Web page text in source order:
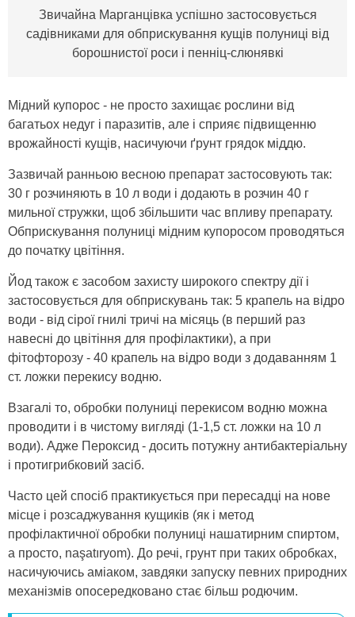
Звичайна Марганцівка успішно застосовується
садівниками для обприскування кущів полуниці від
борошнистої роси і пенніц-слюнявкі
Мідний купорос - не просто захищає рослини від
багатьох недуг і паразитів, але і сприяє підвищенню
врожайності кущів, насичуючи ґрунт грядок міддю.
Зазвичай ранньою весною препарат застосовують так:
30 г розчиняють в 10 л води і додають в розчин 40 г
мильної стружки, щоб збільшити час впливу препарату.
Обприскування полуниці мідним купоросом проводяться
до початку цвітіння.
Йод також є засобом захисту широкого спектру дії і
застосовується для обприскувань так: 5 крапель на відро
води - від сірої гнилі тричі на місяць (в перший раз
навесні до цвітіння для профілактики), а при
фітофторозу - 40 крапель на відро води з додаванням 1
ст. ложки перекису водню.
Взагалі то, обробки полуниці перекисом водню можна
проводити і в чистому вигляді (1-1,5 ст. ложки на 10 л
води). Адже Пероксид - досить потужну антибактеріальну
і протигрибковий засіб.
Часто цей спосіб практикується при пересадці на нове
місце і розсаджування кущиків (як і метод
профілактичної обробки полуниці нашатирним спиртом,
а просто, naşatıryom). До речі, грунт при таких обробках,
насичуючись аміаком, завдяки запуску певних природних
механізмів опосередковано стає більш родючим.